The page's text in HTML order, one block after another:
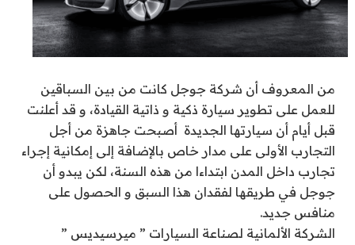
من المعروف أن شركة جوجل كانت من بين السباقين
للعمل على تطوير سيارة ذكية و ذاتية القيادة، و قد أعلنت
قبل أيام أن سيارتها الجديدة أصبحت جاهزة من أجل
التجارب الأولى على مدار خاص بالإضافة إلى إمكانية إجراء
تجارب داخل المدن ابتداءا من هذه السنة، لكن يبدو أن
جوجل في طريقها لفقدان هذا السبق و الحصول على
منافس جديد.
الشركة الألمانية لصناعة السيارات ” ميرسيديس ”